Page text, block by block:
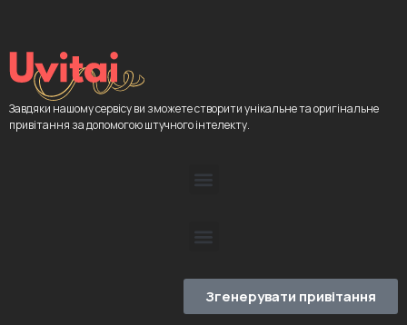
Завдяки нашому сервісу ви зможете створити унікальне та оригінальне
привітання за допомогою штучного інтелекту.
Згенерувати привітання